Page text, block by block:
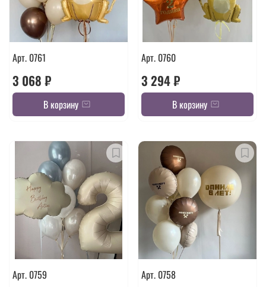
Арт. 0761
3 068 ₽
В корзину
Арт. 0760
3 294 ₽
В корзину
Арт. 0759 Арт. 0758